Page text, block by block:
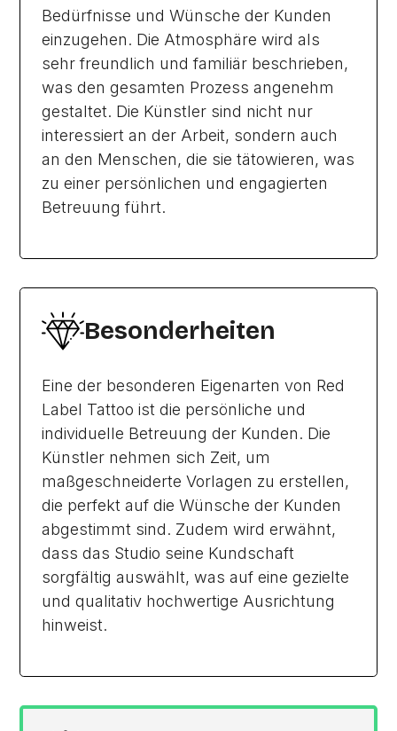
Bedürfnisse und Wünsche der Kunden
einzugehen. Die Atmosphäre wird als
sehr freundlich und familiär beschrieben,
was den gesamten Prozess angenehm
gestaltet. Die Künstler sind nicht nur
interessiert an der Arbeit, sondern auch
an den Menschen, die sie tätowieren, was
zu einer persönlichen und engagierten
Betreuung führt.
Besonderheiten
Eine der besonderen Eigenarten von Red
Label Tattoo ist die persönliche und
individuelle Betreuung der Kunden. Die
Künstler nehmen sich Zeit, um
maßgeschneiderte Vorlagen zu erstellen,
die perfekt auf die Wünsche der Kunden
abgestimmt sind. Zudem wird erwähnt,
dass das Studio seine Kundschaft
sorgfältig auswählt, was auf eine gezielte
und qualitativ hochwertige Ausrichtung
hinweist.